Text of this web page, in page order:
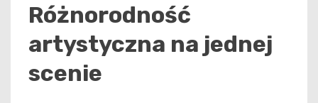
Różnorodność
artystyczna na jednej
scenie